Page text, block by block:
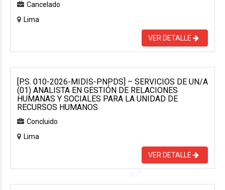
Cancelado
Lima
VER DETALLE
[P.S. 010-2026-MIDIS-PNPDS] – SERVICIOS DE UN/A
(01) ANALISTA EN GESTIÓN DE RELACIONES
HUMANAS Y SOCIALES PARA LA UNIDAD DE
RECURSOS HUMANOS
Concluido
Lima
VER DETALLE